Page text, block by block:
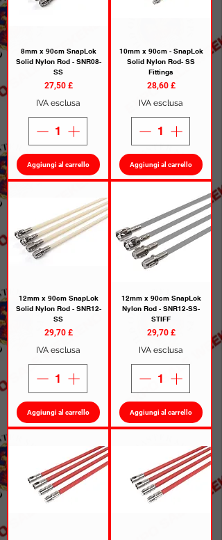
8mm x 90cm SnapLok
Solid Nylon Rod - SNR08-
SS
Prezzo
27,50 £
IVA esclusa
Aggiungi al carrello
10mm x 90cm - SnapLok
Solid Nylon Rod- SS
Fittings
Prezzo
28,60 £
IVA esclusa
Aggiungi al carrello
12mm x 90cm SnapLok
Solid Nylon Rod - SNR12-
SS
Prezzo
29,70 £
IVA esclusa
Aggiungi al carrello
12mm x 90cm SnapLok
Nylon Rod - SNR12-SS-
STIFF
Prezzo
29,70 £
IVA esclusa
Aggiungi al carrello